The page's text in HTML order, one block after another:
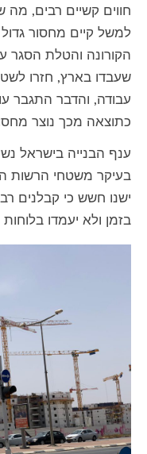
חווים קשיים רבים,
למשל קיים מחסור
הקורונה והטלת הסגר
שעבדו בארץ, חזרו
עבודה, והדבר התגבר
כתוצאה מכך נוצר
ענף הבנייה בישראל
בעיקר משטחי הרשות
ישנו חשש כי קבלנים
בזמן ולא יעמדו